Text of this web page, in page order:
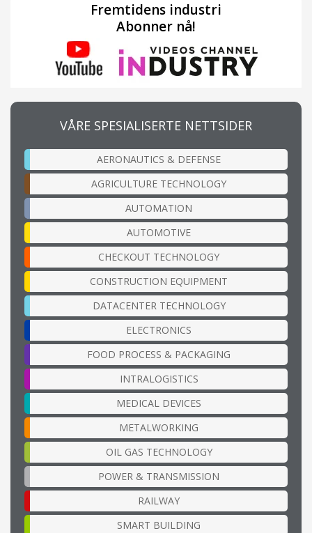
Fremtidens industri
Abonner nå!
VÅRE SPESIALISERTE NETTSIDER
AERONAUTICS & DEFENSE
AGRICULTURE TECHNOLOGY
AUTOMATION
AUTOMOTIVE
CHECKOUT TECHNOLOGY
CONSTRUCTION EQUIPMENT
DATACENTER TECHNOLOGY
ELECTRONICS
FOOD PROCESS & PACKAGING
INTRALOGISTICS
MEDICAL DEVICES
METALWORKING
OIL GAS TECHNOLOGY
POWER & TRANSMISSION
RAILWAY
SMART BUILDING